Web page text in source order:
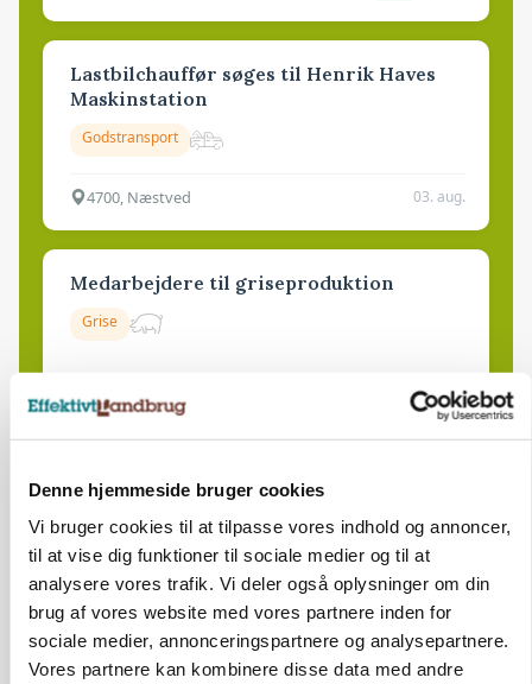
Denne hjemmeside bruger cookies
Vi bruger cookies til at tilpasse vores indhold og annoncer,
til at vise dig funktioner til sociale medier og til at
analysere vores trafik. Vi deler også oplysninger om din
brug af vores website med vores partnere inden for
sociale medier, annonceringspartnere og analysepartnere.
Vores partnere kan kombinere disse data med andre
Lastbilchauffør søges til Henrik Haves
Maskinstation
Godstransport
4700, Næstved 03. aug.
Medarbejdere til griseproduktion
Grise
9681, Ranum 03. aug.
Kalvepasser til ejendom i udvikling søges
Kalve
6392, Bolderslev 03. aug.